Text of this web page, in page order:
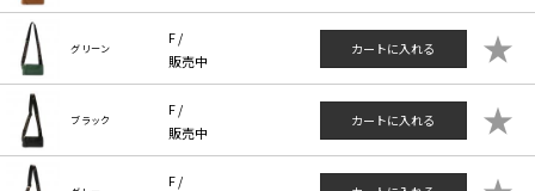
グリーン
F /
販売中
カートに入れる ★
ブラック
F /
販売中
カートに入れる ★
F /